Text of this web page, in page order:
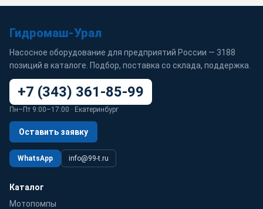
Гидромаш-Урал
Насосное оборудование для предприятий России — 3188
позиций в каталоге. Подбор, поставка со склада, поддержка.
+7 (343) 361-85-99
Пн–Пт 9:00–17:00 · Екатеринбург
Оставить заявку
WhatsApp info@99-t.ru
Каталог
Мотопомпы